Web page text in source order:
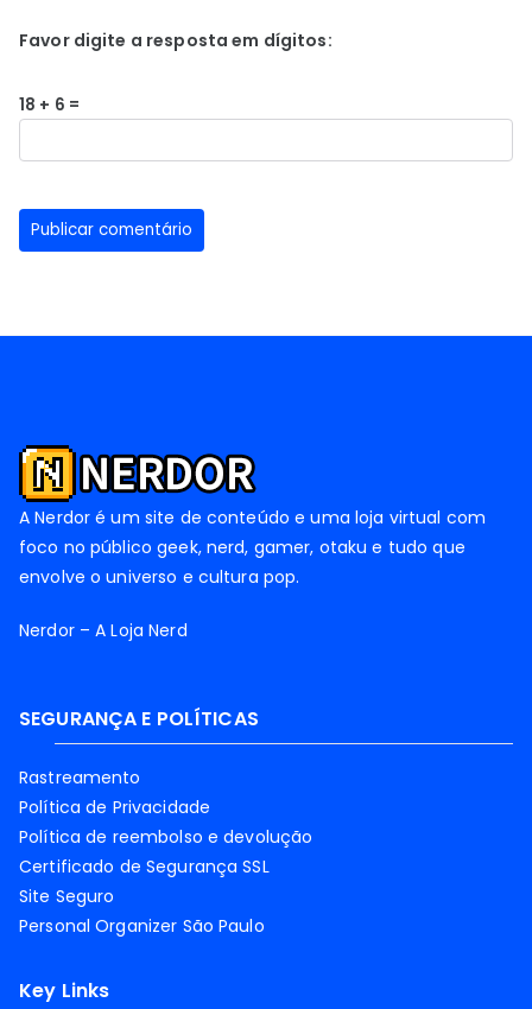
Favor digite a resposta em dígitos:
18 + 6 =
A Nerdor é um site de conteúdo e uma loja virtual com
foco no público geek, nerd, gamer, otaku e tudo que
envolve o universo e cultura pop.
Nerdor – A Loja Nerd
SEGURANÇA E POLÍTICAS
Rastreamento
Política de Privacidade
Política de reembolso e devolução
Certificado de Segurança SSL
Site Seguro
Personal Organizer São Paulo
Key Links